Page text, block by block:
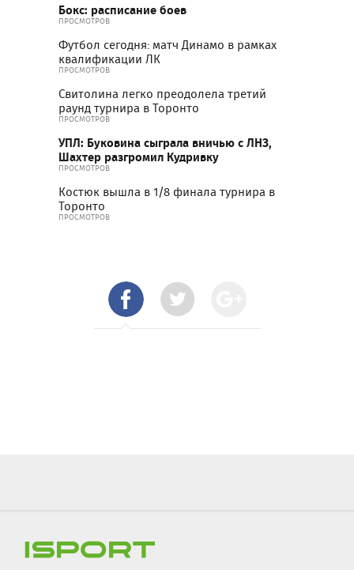
Бокс: расписание боев
ПРОСМОТРОВ
Футбол сегодня: матч Динамо в рамках
квалификации ЛК
ПРОСМОТРОВ
Свитолина легко преодолела третий
раунд турнира в Торонто
ПРОСМОТРОВ
УПЛ: Буковина сыграла вничью с ЛНЗ,
Шахтер разгромил Кудривку
ПРОСМОТРОВ
Костюк вышла в 1/8 финала турнира в
Торонто
ПРОСМОТРОВ